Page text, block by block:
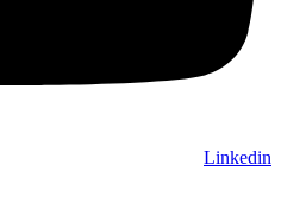
Linkedin